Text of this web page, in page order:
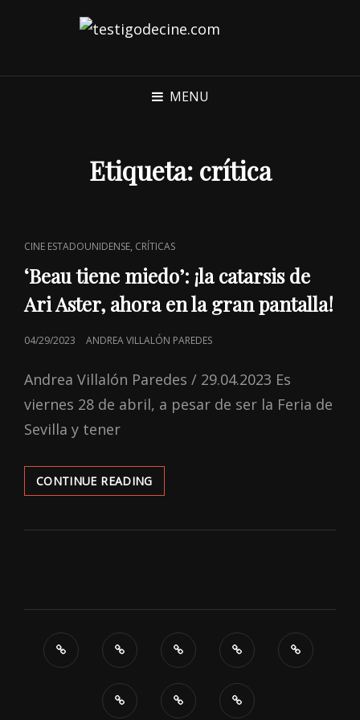
MENU
Etiqueta: crítica
CAT
LINKS
CINE ESTADOUNIDENSE, CRÍTICAS
‘Beau tiene miedo’: ¡la catarsis de
Ari Aster, ahora en la gran pantalla!
POSTED
04/29/2023 ANDREA VILLALÓN PAREDES
Andrea Villalón Paredes / 29.04.2023 Es
viernes 28 de abril, a pesar de ser la Feria de
Sevilla y tener
CONTINUE READING‘BEAU
TIENE
¡LA
AHORA
LA
GRAN
PANTALLA!